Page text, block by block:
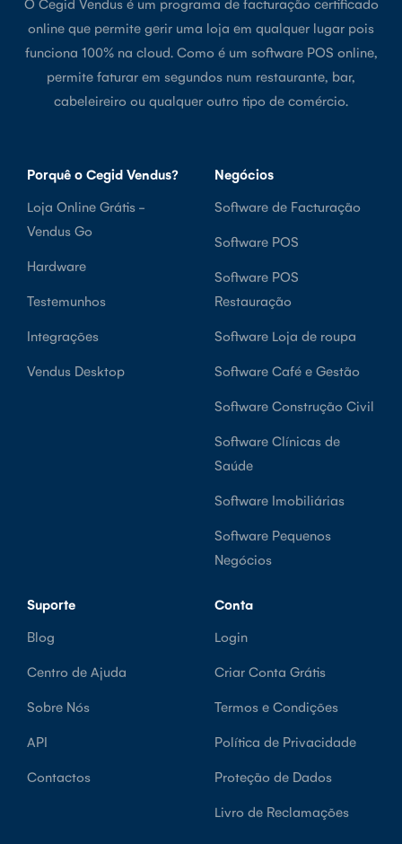
online que permite gerir uma loja em qualquer lugar pois
funciona 100% na cloud. Como é um software POS online,
permite faturar em segundos num restaurante, bar,
cabeleireiro ou qualquer outro tipo de comércio.
Porquê o Cegid Vendus?
Loja Online Grátis -
Vendus Go
Hardware
Testemunhos
Integrações
Vendus Desktop
Negócios
Software de Facturação
Software POS
Software POS
Restauração
Software Loja de roupa
Software Café e Gestão
Software Construção Civil
Software Clínicas de
Saúde
Software Imobiliárias
Software Pequenos
Negócios
Suporte
Blog
Centro de Ajuda
Sobre Nós
API
Contactos
Conta
Login
Criar Conta Grátis
Termos e Condições
Política de Privacidade
Proteção de Dados
Livro de Reclamações